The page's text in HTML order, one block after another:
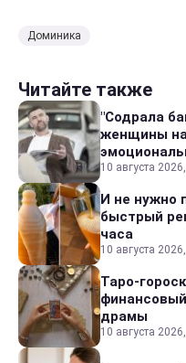
Доминика
Читайте также
"Содрала
женщины
10 августа
И не нужно
быстрый
часа
10 августа
Таро-
драмы
10 августа